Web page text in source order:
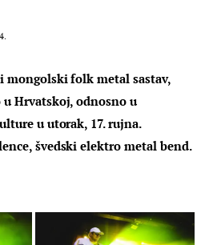
mongolski folk metal sastav,
Hrvatskoj, odnosno u
u utorak, 17. rujna.
švedski elektro metal bend.